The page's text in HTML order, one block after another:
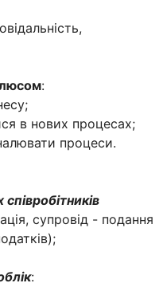
:
в нових процесах;
процеси.
супровід - подання
: